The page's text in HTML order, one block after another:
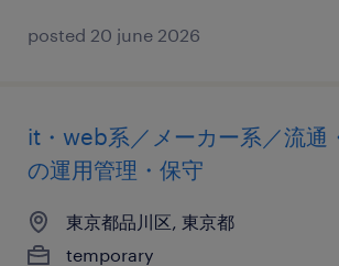
posted 20 june 2026
it・web系／メーカー系／流通
の運用管理・保守
東京都品川区, 東京都
temporary